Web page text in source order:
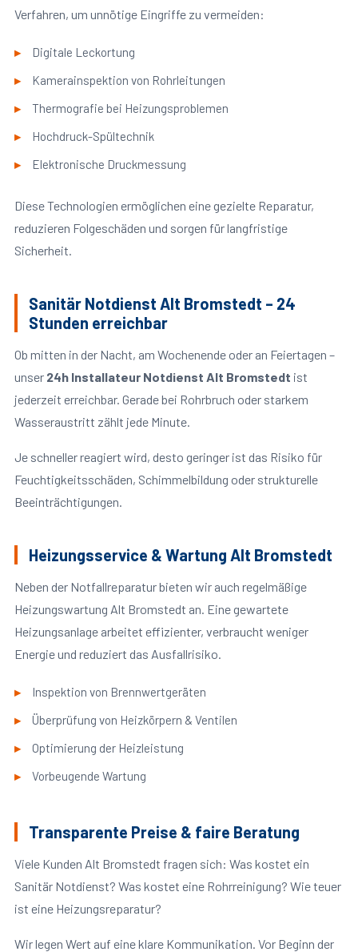
Verfahren, um unnötige Eingriffe zu vermeiden:
Digitale Leckortung
Kamerainspektion von Rohrleitungen
Thermografie bei Heizungsproblemen
Hochdruck-Spültechnik
Elektronische Druckmessung
Diese Technologien ermöglichen eine gezielte Reparatur,
reduzieren Folgeschäden und sorgen für langfristige
Sicherheit.
Sanitär Notdienst Alt Bromstedt – 24
Stunden erreichbar
Ob mitten in der Nacht, am Wochenende oder an Feiertagen –
unser 24h Installateur Notdienst Alt Bromstedt ist
jederzeit erreichbar. Gerade bei Rohrbruch oder starkem
Wasseraustritt zählt jede Minute.
Je schneller reagiert wird, desto geringer ist das Risiko für
Feuchtigkeitsschäden, Schimmelbildung oder strukturelle
Beeinträchtigungen.
Heizungsservice & Wartung Alt Bromstedt
Neben der Notfallreparatur bieten wir auch regelmäßige
Heizungswartung Alt Bromstedt an. Eine gewartete
Heizungsanlage arbeitet effizienter, verbraucht weniger
Energie und reduziert das Ausfallrisiko.
Inspektion von Brennwertgeräten
Überprüfung von Heizkörpern & Ventilen
Optimierung der Heizleistung
Vorbeugende Wartung
Transparente Preise & faire Beratung
Viele Kunden Alt Bromstedt fragen sich: Was kostet ein
Sanitär Notdienst? Was kostet eine Rohrreinigung? Wie teuer
ist eine Heizungsreparatur?
Wir legen Wert auf eine klare Kommunikation. Vor Beginn der